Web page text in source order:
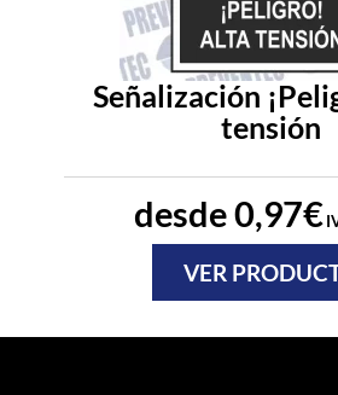
Señalización
tensión
desde0,97€
VER